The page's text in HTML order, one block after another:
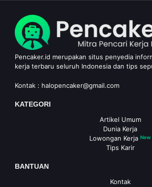
Pencaker.id merupakan situs penyedia
kerja terbaru seluruh Indonesia dan tips
Kontak : halopencaker@gmail.com
KATEGORI
Artikel Umum
Dunia Kerja
Lowongan Kerja New
Tips Karir
BANTUAN
Kontak